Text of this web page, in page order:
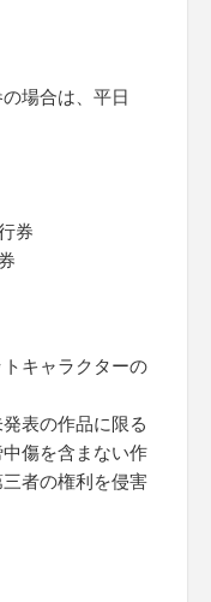
場合は、平日
券
キャラクターの
表の作品に限る
傷を含まない作
者の権利を侵害